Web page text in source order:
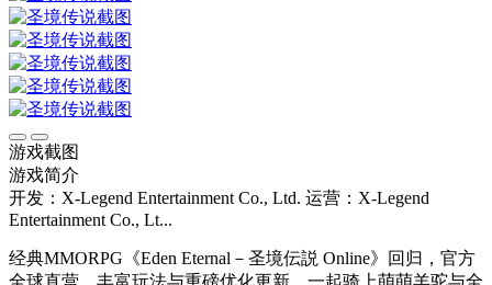
游戏截图
游戏简介
开发：X-Legend Entertainment Co., Ltd. 运营：X-Legend
Entertainment Co., Lt...
经典MMORPG《Eden Eternal－圣境伝説 Online》回归，官方
全球直营，丰富玩法与重磅优化更新，一起骑上萌萌羊驼与全